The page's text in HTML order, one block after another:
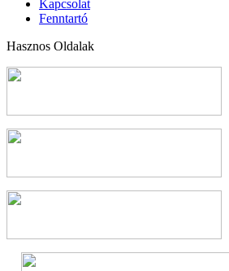
Kapcsolat
Fenntartó
Hasznos Oldalak